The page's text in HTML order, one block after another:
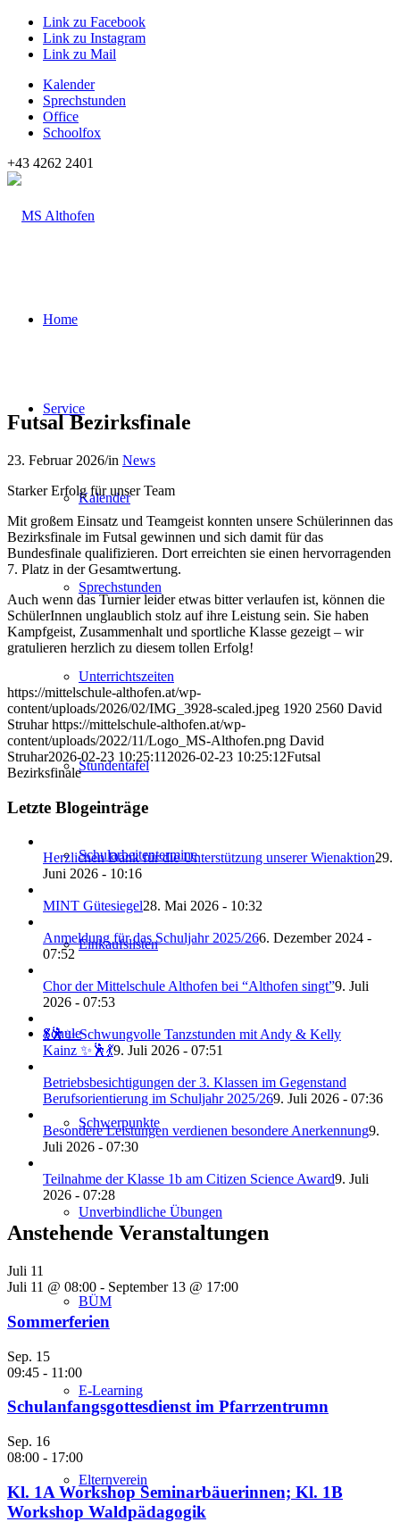
Link zu Facebook
Link zu Instagram
Link zu Mail
Kalender
Sprechstunden
Office
Schoolfox
+43 4262 2401
Home
Service
Kalender
Sprechstunden
Unterrichtszeiten
Stundentafel
Schularbeitentermine
Einkaufslisten
Schule
Schwerpunkte
Unverbindliche Übungen
BÜM
E-Learning
Elternverein
Futsal Bezirksfinale
23. Februar 2026/in News
Starker Erfolg für unser Team
Mit großem Einsatz und Teamgeist konnten unsere Schülerinnen das
Bezirksfinale im Futsal gewinnen und sich damit für das
Bundesfinale qualifizieren. Dort erreichten sie einen hervorragenden
7. Platz in der Gesamtwertung.
Auch wenn das Turnier leider etwas bitter verlaufen ist, können die
SchülerInnen unglaublich stolz auf ihre Leistung sein. Sie haben
Kampfgeist, Zusammenhalt und sportliche Klasse gezeigt – wir
gratulieren herzlich zu diesem tollen Erfolg!
https://mittelschule-althofen.at/wp-
content/uploads/2026/02/IMG_3928-scaled.jpeg 1920 2560 David
Struhar https://mittelschule-althofen.at/wp-
content/uploads/2022/11/Logo_MS-Althofen.png David
Struhar2026-02-23 10:25:11 2026-02-23 10:25:12Futsal
Bezirksfinale
Letzte Blogeinträge
Herzlichen Dank für die Unterstützung unserer Wienaktion29.
Juni 2026 - 10:16
MINT Gütesiegel28. Mai 2026 - 10:32
Anmeldung für das Schuljahr 2025/266. Dezember 2024 -
07:52
Chor der Mittelschule Althofen bei “Althofen singt”9. Juli
2026 - 07:53
💃🕺✨ Schwungvolle Tanzstunden mit Andy & Kelly
Kainz ✨🕺💃9. Juli 2026 - 07:51
Betriebsbesichtigungen der 3. Klassen im Gegenstand
Berufsorientierung im Schuljahr 2025/269. Juli 2026 - 07:36
Besondere Leistungen verdienen besondere Anerkennung9.
Juli 2026 - 07:30
Teilnahme der Klasse 1b am Citizen Science Award9. Juli
2026 - 07:28
Anstehende Veranstaltungen
Juli 11
Juli 11 @ 08:00 - September 13 @ 17:00
Sommerferien
Sep. 15
09:45 - 11:00
Schulanfangsgottesdienst im Pfarrzentrumn
Sep. 16
08:00 - 17:00
Kl. 1A Workshop Seminarbäuerinnen; Kl. 1B
Workshop Waldpädagogik